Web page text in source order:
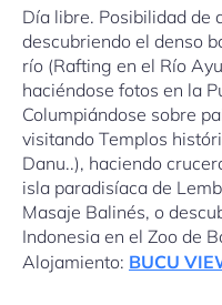
Día libre. Posibilidad de
descubriendo el denso
río (Rafting en el Río
haciéndose fotos en la
Columpiándose sobre
visitando Templos
Danu..), haciendo
isla paradisíaca de
Masaje Balinés, o
Indonesia en el Zoo de
Alojamiento: BUCU